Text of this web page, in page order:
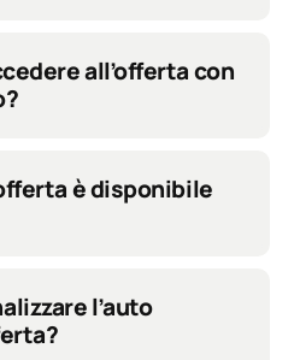
all’offerta con
è disponibile
l’auto